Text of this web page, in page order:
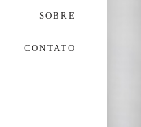
SOBRE
CONTATO